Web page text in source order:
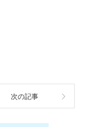
次の記事